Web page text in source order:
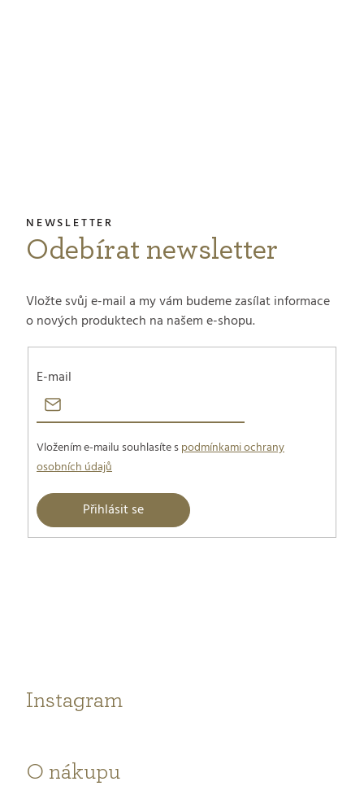
Odebírat newsletter
Vložte svůj e-mail a my vám budeme zasílat informace
o nových produktech na našem e-shopu.
E-mail
Vložením e-mailu souhlasíte spodmínkami ochrany
osobních údajů
Přihlásit se
Instagram
O nákupu